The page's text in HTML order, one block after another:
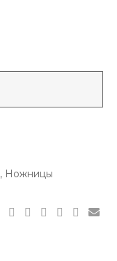
, Ножницы